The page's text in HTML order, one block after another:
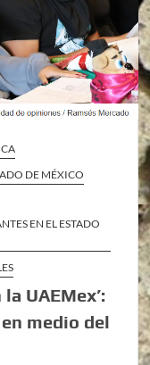
DE MÉXICO
EN EL ESTADO
UAEMex’:
medio del